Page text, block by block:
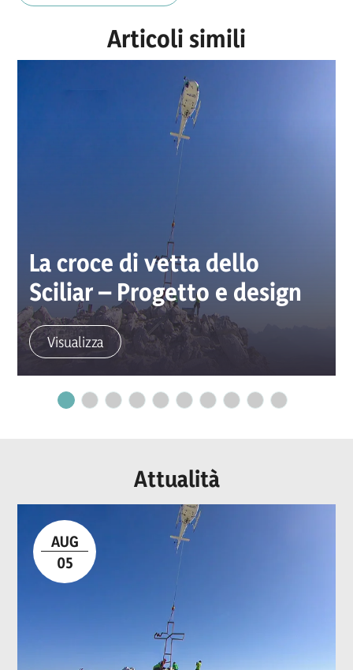
Articoli simili
La croce di vetta dello
Sciliar – Progetto e design
Visualizza
Attualità
AUG
05